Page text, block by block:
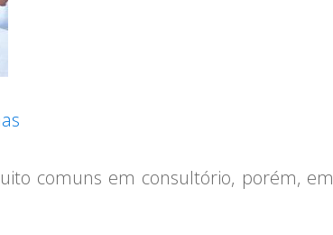
comuns em consultório, porém,